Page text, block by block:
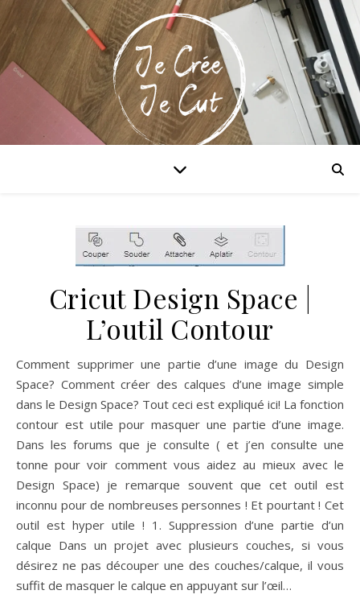
Cricut Design Space |
L’outil Contour
Comment supprimer une partie d’une image du Design
Space? Comment créer des calques d’une image simple
dans le Design Space? Tout ceci est expliqué ici! La fonction
contour est utile pour masquer une partie d’une image.
Dans les forums que je consulte ( et j’en consulte une
tonne pour voir comment vous aidez au mieux avec le
Design Space) je remarque souvent que cet outil est
inconnu pour de nombreuses personnes ! Et pourtant ! Cet
outil est hyper utile ! 1. Suppression d’une partie d’un
calque Dans un projet avec plusieurs couches, si vous
désirez ne pas découper une des couches/calque, il vous
suffit de masquer le calque en appuyant sur l’œil…